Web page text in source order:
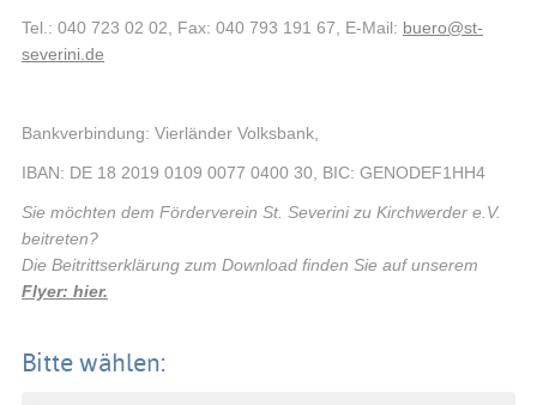
Tel.: 040 723 02 02, Fax: 040 793 191 67, E-Mail: buero@st-
severini.de
Bankverbindung: Vierländer Volksbank,
IBAN: DE 18 2019 0109 0077 0400 30, BIC: GENODEF1HH4
Sie möchten dem Förderverein St. Severini zu Kirchwerder e.V.
beitreten?
Die Beitrittserklärung zum Download finden Sie auf unserem
Flyer: hier.
Bitte wählen: